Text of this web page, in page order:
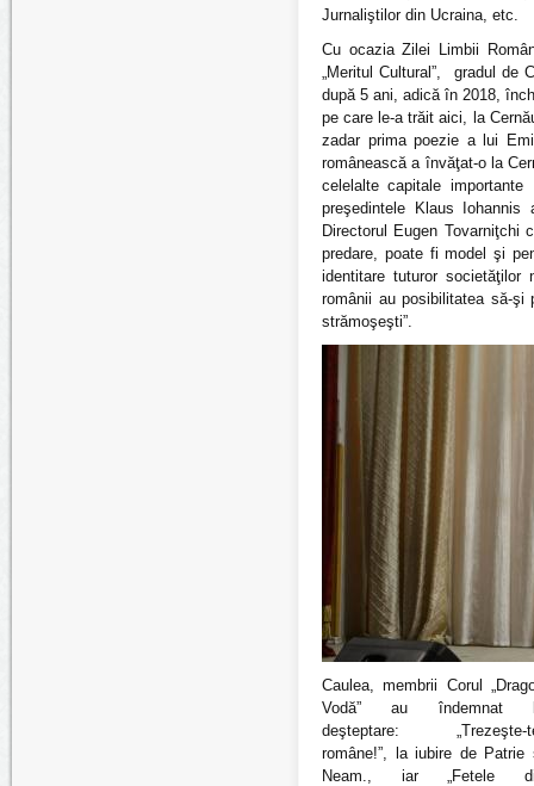
Jurnaliştilor din Ucraina, etc.
Cu ocazia Zilei Limbii
„Meritul Cultural”, gradul de
după 5 ani, adică în 2018,
pe care le-a trăit aici, la
zadar prima poezie a lui
românească a învăţat-o la
celelalte capitale
preşedintele Klaus Iohannis
Directorul Eugen Tovarniţchi
predare, poate fi model şi
identitare tuturor societăţilor
românii au posibilitatea să-şi
strămoşeşti”.
Caulea, membrii Corul
Vodă” au îndemnat
deşteptare: „Trezeşte-
române!”, la iubire de Patrie
Neam., iar „Fetele